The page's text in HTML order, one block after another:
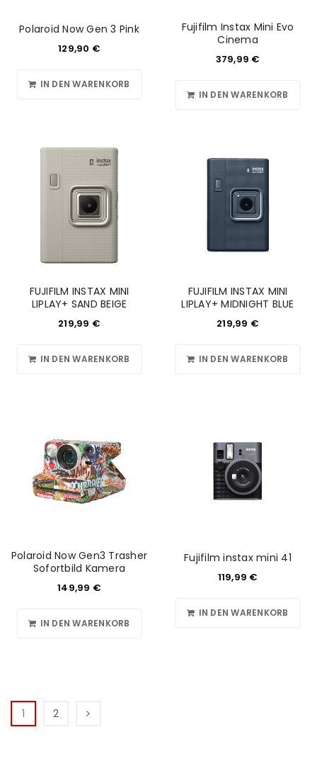
Polaroid Now Gen 3 Pink
129,90 €
IN DEN WARENKORB
Fujifilm Instax Mini Evo
Cinema
379,99 €
IN DEN WARENKORB
FUJIFILM INSTAX MINI
LIPLAY+ SAND BEIGE
219,99 €
IN DEN WARENKORB
FUJIFILM INSTAX MINI
LIPLAY+ MIDNIGHT BLUE
219,99 €
IN DEN WARENKORB
Polaroid Now Gen3 Trasher
Sofortbild Kamera
149,99 €
IN DEN WARENKORB
Fujifilm instax mini 41
119,99 €
IN DEN WARENKORB
1 2